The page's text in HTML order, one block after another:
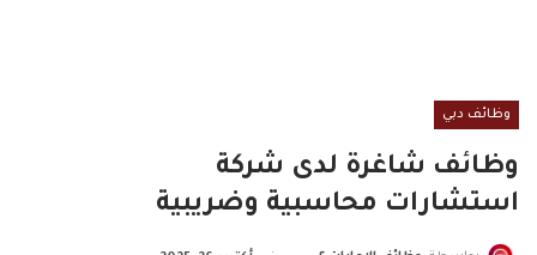
وظائف دبي
وظائف شاغرة لدى شركة
استشارات محاسبية وضريبية